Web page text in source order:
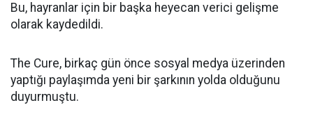
Bu, hayranlar için bir başka heyecan verici gelişme
olarak kaydedildi.
The Cure, birkaç gün önce sosyal medya üzerinden
yaptığı paylaşımda yeni bir şarkının yolda olduğunu
duyurmuştu.